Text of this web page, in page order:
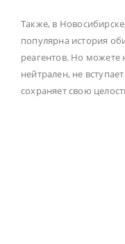
Также, в
популярна история
реагентов. Но можете
нейтрален, не
сохраняет свою